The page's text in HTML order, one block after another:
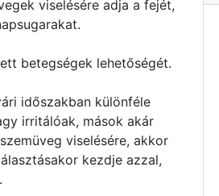
viselésére adja a fejét,
betegségek lehetőségét.
időszakban különféle
irritálóak, mások akár
viselésére, akkor
kezdje azzal,